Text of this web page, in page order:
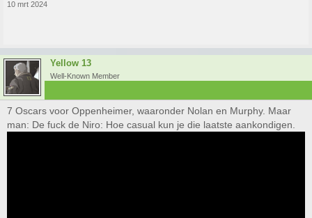
10 mrt 2024
Yellow 13
Well-Known Member
7 Oscars voor Oppenheimer, waaronder Nolan en Murphy. Maar
man: De fuck de Niro: Hoe casual kun je die laatste aankondigen.